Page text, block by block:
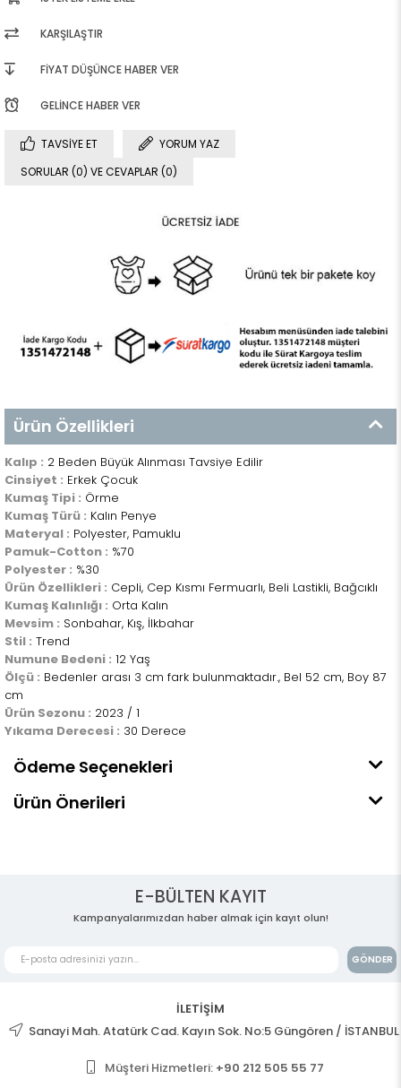
KARŞILAŞTIR
FIYAT DÜŞÜNCE HABER VER
GELINCE HABER VER
TAVSIYE ET
YORUM YAZ
SORULAR (0) VE CEVAPLAR (0)
Ürün Özellikleri
Kalıp : 2 Beden Büyük Alınması Tavsiye Edilir
Cinsiyet : Erkek Çocuk
Kumaş Tipi : Örme
Kumaş Türü : Kalın Penye
Materyal : Polyester, Pamuklu
Pamuk-Cotton : %70
Polyester : %30
Ürün Özellikleri : Cepli, Cep Kısmı Fermuarlı, Beli Lastikli, Bağcıklı
Kumaş Kalınlığı : Orta Kalın
Mevsim : Sonbahar, Kış, İlkbahar
Stil : Trend
Numune Bedeni : 12 Yaş
Ölçü : Bedenler arası 3 cm fark bulunmaktadır., Bel 52 cm, Boy 87
cm
Ürün Sezonu : 2023 / 1
Yıkama Derecesi : 30 Derece
Ödeme Seçenekleri
Ürün Önerileri
E-BÜLTEN KAYIT
Kampanyalarımızdan haber almak için kayıt olun!
GÖNDER
İLETİŞİM
Sanayi Mah. Atatürk Cad. Kayın Sok. No:5 Güngören / İSTANBUL
Müşteri Hizmetleri: +90 212 505 55 77